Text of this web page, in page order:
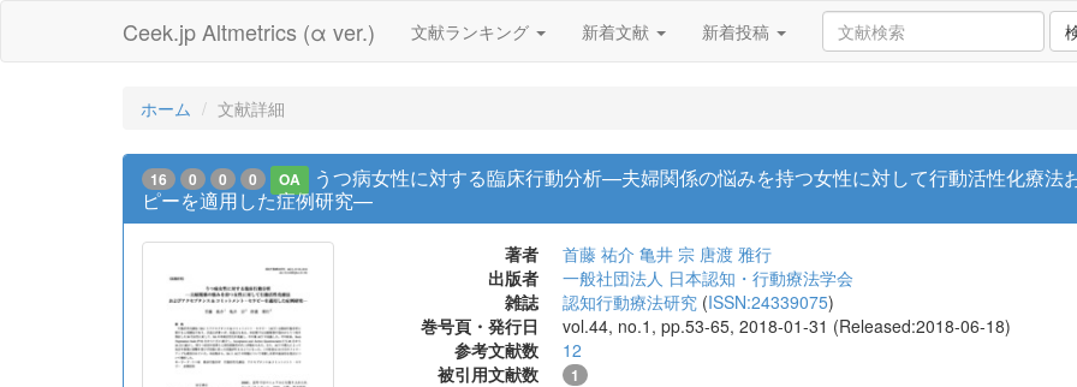
Ceek.jp Altmetrics (α ver.) 文献ランキング 新着文献 新着投稿
ホーム 文献詳細
16 0 0 0 OA
うつ病女性に対する臨床行動分析—夫婦関係の悩みを持つ女性に対して行動活性化療法
ピーを適用した症例研究—
著者 首藤 祐介 亀井 宗 唐渡 雅行
出版者
一般社団法人 日本認知・行動療法学会
雑誌
認知行動療法研究 (ISSN:24339075)
巻号頁・発行日
vol.44, no.1, pp.53-65, 2018-01-31 (Released:2018-06-18)
参考文献数
12
被引用文献数
1